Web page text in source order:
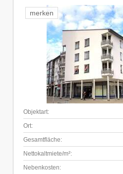
merken
Objektart:
Ort:
Gesamtfläche:
Nettokaltmiete/m²:
Nebenkosten: